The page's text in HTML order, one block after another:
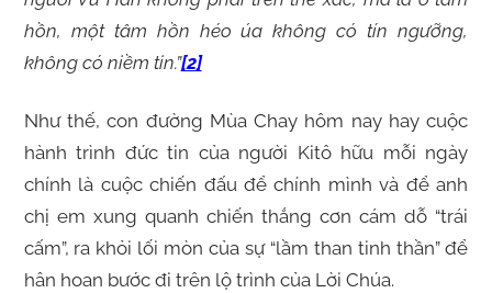
hồn, một tâm hồn héo úa không có tín ngưỡng,
không có niềm tin.”[2]
Như thế, con đường Mùa Chay hôm nay hay cuộc
hành trình đức tin của người Kitô hữu mỗi ngày
chính là cuộc chiến đấu để chính mình và để anh
chị em xung quanh chiến thắng cơn cám dỗ “trái
cấm”, ra khỏi lối mòn của sự “lầm than tinh thần” để
hân hoan bước đi trên lộ trình của Lời Chúa.